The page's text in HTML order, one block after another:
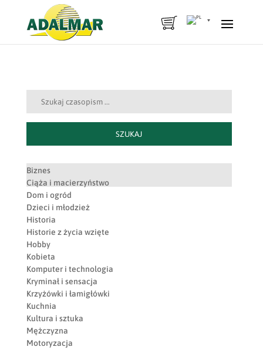
SZUKAJ
Biznes
Ciąża i macierzyństwo
Dom i ogród
Dzieci i młodzież
Historia
Historie z życia wzięte
Hobby
Kobieta
Komputer i technologia
Kryminał i sensacja
Krzyżówki i łamigłówki
Kuchnia
Kultura i sztuka
Mężczyzna
Motoryzacja